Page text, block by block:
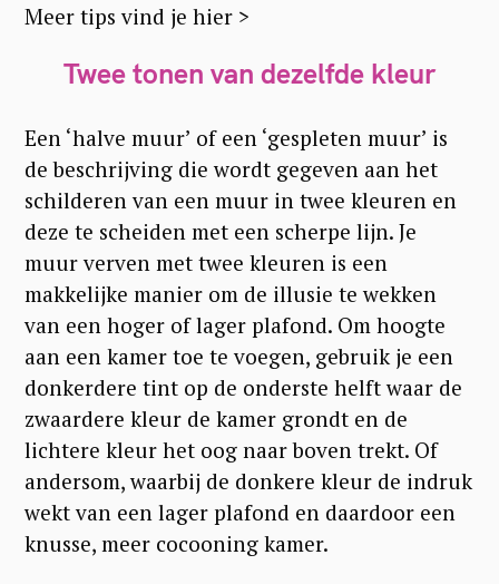
Meer tips vind je hier >
Twee tonen van dezelfde kleur
Een ‘halve muur’ of een ‘gespleten muur’ is
de beschrijving die wordt gegeven aan het
schilderen van een muur in twee kleuren en
deze te scheiden met een scherpe lijn. Je
muur verven met twee kleuren is een
makkelijke manier om de illusie te wekken
van een hoger of lager plafond. Om hoogte
aan een kamer toe te voegen, gebruik je een
donkerdere tint op de onderste helft waar de
zwaardere kleur de kamer grondt en de
lichtere kleur het oog naar boven trekt. Of
andersom, waarbij de donkere kleur de indruk
wekt van een lager plafond en daardoor een
knusse, meer cocooning kamer.